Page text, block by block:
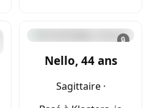
🔒
Nello, 44 ans
Sagittaire ·